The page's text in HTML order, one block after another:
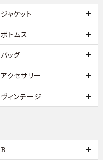
ジャケット
ボトムス
バッグ
アクセサリー
ヴィンテージ
B